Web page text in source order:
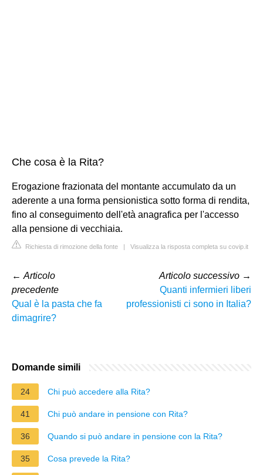
Che cosa è la Rita?
Erogazione frazionata del montante accumulato da un
aderente a una forma pensionistica sotto forma di rendita,
fino al conseguimento dell'età anagrafica per l'accesso
alla pensione di vecchiaia.
Richiesta di rimozione della fonte | Visualizza la risposta completa su covip.it
← Articolo
precedente
Qual è la pasta che fa
dimagrire?
Articolo successivo →
Quanti infermieri liberi
professionisti ci sono in Italia?
Domande simili
24 Chi può accedere alla Rita?
41 Chi può andare in pensione con Rita?
36 Quando si può andare in pensione con la Rita?
35 Cosa prevede la Rita?